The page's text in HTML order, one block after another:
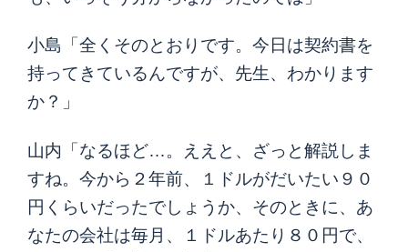
小島「全くそのとおりです。今日は契約書を
持ってきているんですが、先生、わかります
か？」
山内「なるほど…。ええと、ざっと解説しま
すね。今から２年前、１ドルがだいたい９０
円くらいだったでしょうか、そのときに、あ
なたの会社は毎月、１ドルあたり８０円で、